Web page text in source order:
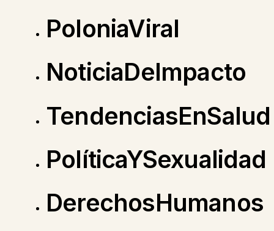
PoloniaViral
NoticiaDeImpacto
TendenciasEnSalud
PolíticaYSexualidad
DerechosHumanos